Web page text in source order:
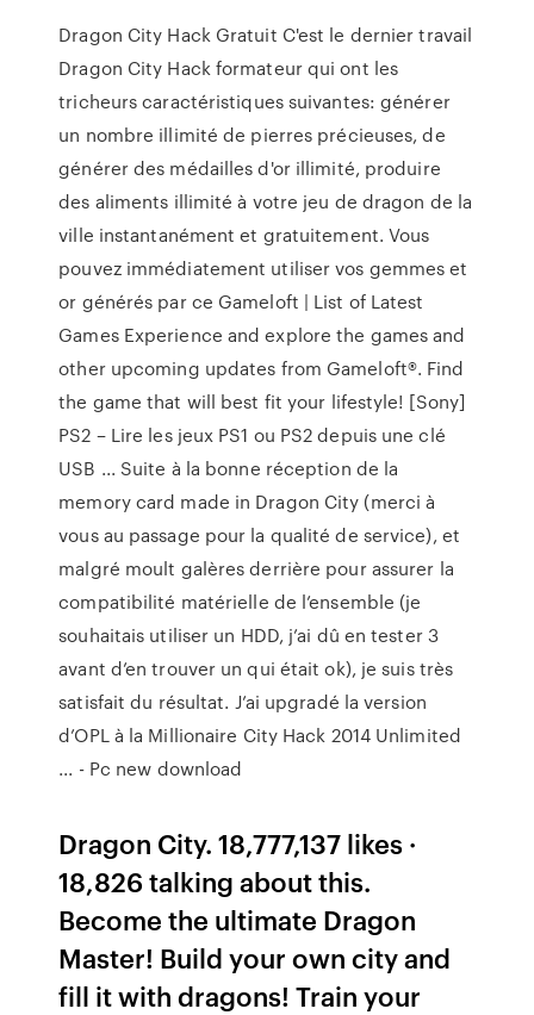
Dragon City Hack Gratuit C'est le dernier travail
Dragon City Hack formateur qui ont les
tricheurs caractéristiques suivantes: générer
un nombre illimité de pierres précieuses, de
générer des médailles d'or illimité, produire
des aliments illimité à votre jeu de dragon de la
ville instantanément et gratuitement. Vous
pouvez immédiatement utiliser vos gemmes et
or générés par ce Gameloft | List of Latest
Games Experience and explore the games and
other upcoming updates from Gameloft®. Find
the game that will best fit your lifestyle! [Sony]
PS2 – Lire les jeux PS1 ou PS2 depuis une clé
USB ... Suite à la bonne réception de la
memory card made in Dragon City (merci à
vous au passage pour la qualité de service), et
malgré moult galères derrière pour assurer la
compatibilité matérielle de l’ensemble (je
souhaitais utiliser un HDD, j’ai dû en tester 3
avant d’en trouver un qui était ok), je suis très
satisfait du résultat. J’ai upgradé la version
d’OPL à la Millionaire City Hack 2014 Unlimited
... - Pc new download
Dragon City. 18,777,137 likes ·
18,826 talking about this.
Become the ultimate Dragon
Master! Build your own city and
fill it with dragons! Train your